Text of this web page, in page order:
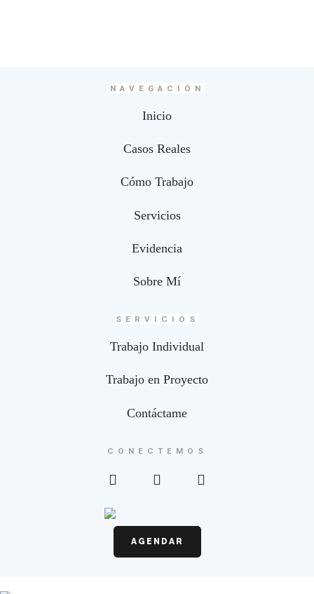
NAVEGACIÓN
Inicio
Casos Reales
Cómo Trabajo
Servicios
Evidencia
Sobre Mí
SERVICIOS
Trabajo Individual
Trabajo en Proyecto
Contáctame
CONECTEMOS
AGENDAR